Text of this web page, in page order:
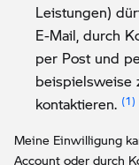
Leistungen)
E-Mail, durch
per Post und
beispielsweise
kontaktieren.
Meine Einwilligung
Account oder durch